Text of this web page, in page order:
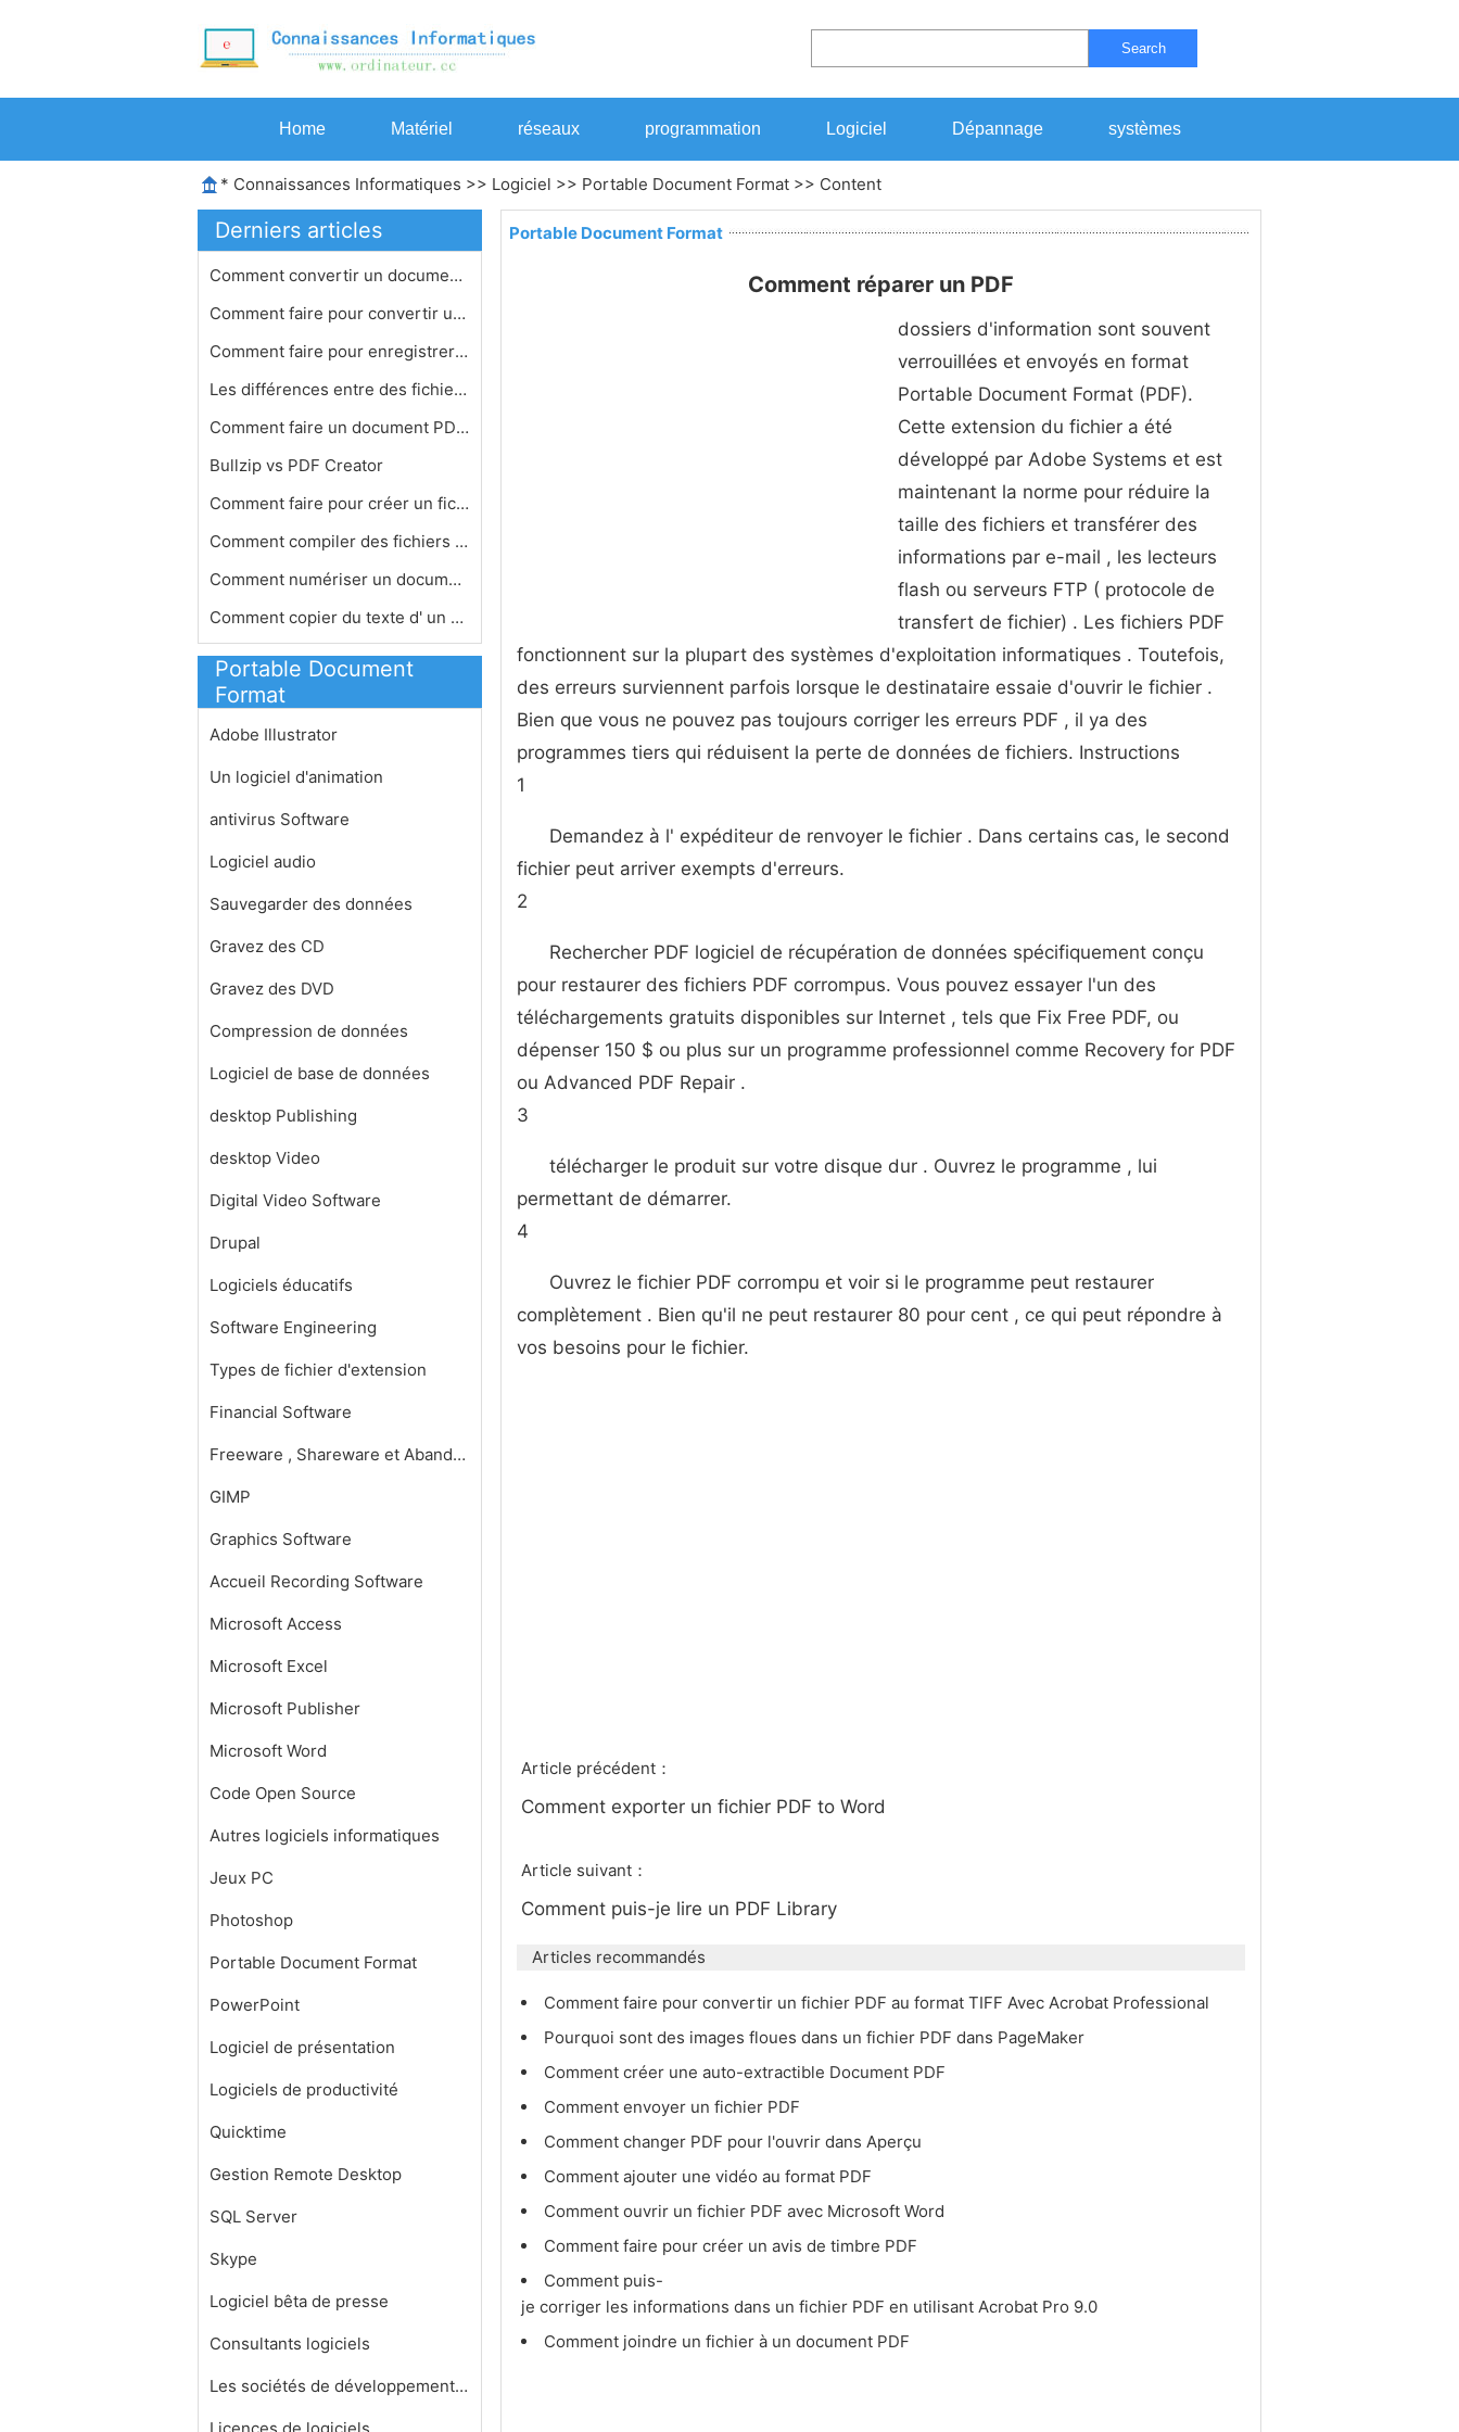
Search
Home Matériel réseaux programmation Logiciel Dépannage systèmes
* Connaissances Informatiques >> Logiciel >> Portable Document Format >> Content
Derniers articles
Comment convertir un document PDF sé…
Comment faire pour convertir un fich…
Comment faire pour enregistrer une a…
Les différences entre des fichiers …
Comment faire un document PDF , un r…
Bullzip vs PDF Creator
Comment faire pour créer un fichier…
Comment compiler des fichiers PDF
Comment numériser un document de le…
Comment copier du texte d' un PDF en…
Portable Document
Format
Adobe Illustrator
Un logiciel d'animation
antivirus Software
Logiciel audio
Sauvegarder des données
Gravez des CD
Gravez des DVD
Compression de données
Logiciel de base de données
desktop Publishing
desktop Video
Digital Video Software
Drupal
Logiciels éducatifs
Software Engineering
Types de fichier d'extension
Financial Software
Freeware , Shareware et Abandonware
GIMP
Graphics Software
Accueil Recording Software
Microsoft Access
Microsoft Excel
Microsoft Publisher
Microsoft Word
Code Open Source
Autres logiciels informatiques
Jeux PC
Photoshop
Portable Document Format
PowerPoint
Logiciel de présentation
Logiciels de productivité
Quicktime
Gestion Remote Desktop
SQL Server
Skype
Logiciel bêta de presse
Consultants logiciels
Les sociétés de développement de logiciels
Portable Document Format
Comment réparer un PDF
dossiers d'information sont souvent
verrouillées et envoyés en format
Portable Document Format (PDF).
Cette extension du fichier a été
développé par Adobe Systems et est
maintenant la norme pour réduire la
taille des fichiers et transférer des
informations par e-mail , les lecteurs
flash ou serveurs FTP ( protocole de
transfert de fichier) . Les fichiers PDF
fonctionnent sur ​​la plupart des systèmes d'exploitation informatiques . Toutefois,
des erreurs surviennent parfois lorsque le destinataire essaie d'ouvrir le fichier .
Bien que vous ne pouvez pas toujours corriger les erreurs PDF , il ya des
programmes tiers qui réduisent la perte de données de fichiers. Instructions
1
Demandez à l' expéditeur de renvoyer le fichier . Dans certains cas, le second
fichier peut arriver exempts d'erreurs.
2
Rechercher PDF logiciel de récupération de données spécifiquement conçu
pour restaurer des fichiers PDF corrompus. Vous pouvez essayer l'un des
téléchargements gratuits disponibles sur Internet , tels que Fix Free PDF, ou
dépenser 150 $ ou plus sur un programme professionnel comme Recovery for PDF
ou Advanced PDF Repair .
3
télécharger le produit sur ​​votre disque dur . Ouvrez le programme , lui
permettant de démarrer.
4
Ouvrez le fichier PDF corrompu et voir si le programme peut restaurer
complètement . Bien qu'il ne peut restaurer 80 pour cent , ce qui peut répondre à
vos besoins pour le fichier.
Article précédent：
Comment exporter un fichier PDF to Word
Article suivant：
Comment puis-je lire un PDF Library
Articles recommandés
Comment faire pour convertir un fichier PDF au format TIFF Avec Acrobat Professional
Pourquoi sont des images floues dans un fichier PDF dans PageMaker
Comment créer une auto-extractible Document PDF
Comment envoyer un fichier PDF
Comment changer PDF pour l'ouvrir dans Aperçu
Comment ajouter une vidéo au format PDF
Comment ouvrir un fichier PDF avec Microsoft Word
Comment faire pour créer un avis de timbre PDF
Comment puis-
je corriger les informations dans un fichier PDF en utilisant Acrobat Pro 9.0
Comment joindre un fichier à un document PDF